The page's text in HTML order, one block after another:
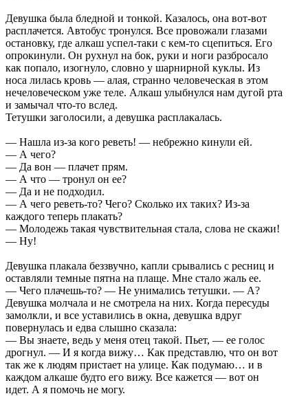
Девушка была бледной и тонкой. Казалось, она вот-вот
расплачется. Автобус тронулся. Все провожали глазами
остановку, где алкаш успел-таки с кем-то сцепиться. Его
опрокинули. Он рухнул на бок, руки и ноги разбросало
как попало, изогнуло, словно у шарнирной куклы. Из
носа лилась кровь — алая, странно человеческая в этом
нечеловеческом уже теле. Алкаш улыбнулся нам дугой рта
и замычал что-то вслед.
Тетушки заголосили, а девушка расплакалась.
— Нашла из-за кого реветь! — небрежно кинули ей.
— А чего?
— Да вон — плачет прям.
— А что — тронул он ее?
— Да и не подходил.
— А чего реветь-то? Чего? Сколько их таких? Из-за
каждого теперь плакать?
— Молодежь такая чувствительная стала, слова не скажи!
— Ну!
Девушка плакала беззвучно, капли срывались с ресниц и
оставляли темные пятна на плаще. Мне стало жаль ее.
— Чего плачешь-то? — Не унимались тетушки. — А?
Девушка молчала и не смотрела на них. Когда пересуды
замолкли, и все уставились в окна, девушка вдруг
повернулась и едва слышно сказала:
— Вы знаете, ведь у меня отец такой. Пьет, — ее голос
дрогнул. — И я когда вижу… Как представлю, что он вот
так же к людям пристает на улице. Как подумаю… и в
каждом алкаше будто его вижу. Все кажется — вот он
идет. А я помочь не могу.